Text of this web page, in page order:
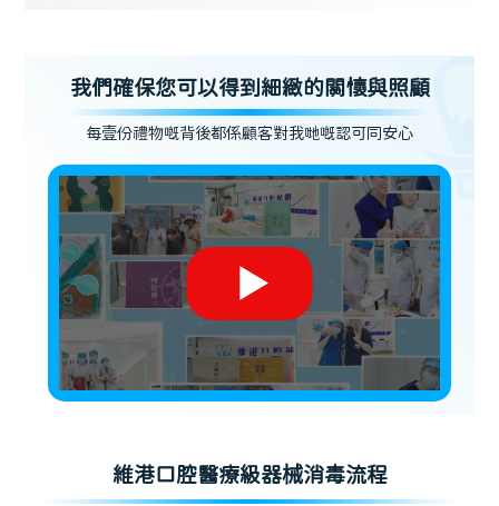
我們確保您可以得到細緻的關懷與照顧
每壹份禮物嘅背後都係顧客對我哋嘅認可同安心
維港口腔醫療級器械消毒流程